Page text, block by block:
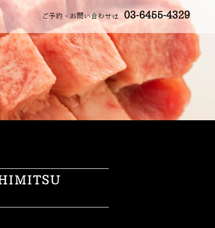
ご予約・お問い合わせは 03-6455-4329